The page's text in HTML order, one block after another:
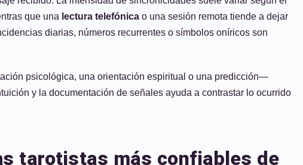
que una lectura telefónica o una sesión remota tiende a dejar
diarias, números recurrentes o símbolos oníricos son
psicológica, una orientación espiritual o una predicción—
y la documentación de señales ayuda a contrastar lo ocurrido
tarotistas más confiables de